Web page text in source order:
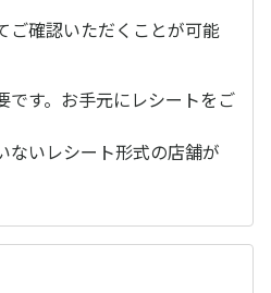
ご確認いただくことが可能
す。お手元にレシートをご
いレシート形式の店舗が